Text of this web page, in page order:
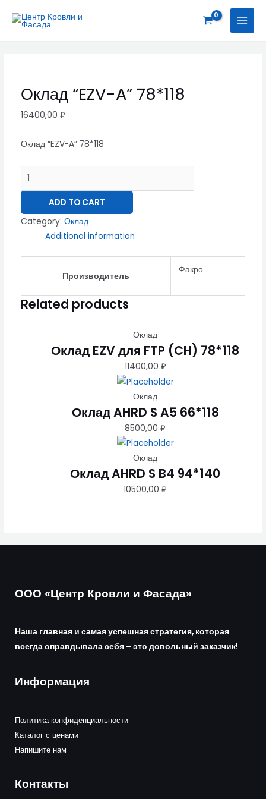
Оклад “EZV-A” 78*118
16400,00 ₽
Оклад “EZV-A” 78*118
"EZV-
ADD TO CART
Category: Оклад
Additional information
Производитель
Факро
Related products
Оклад
Оклад EZV для FTP (CH) 78*118
11400,00 ₽
Оклад
Оклад AHRD S A5 66*118
8500,00₽
Оклад
Оклад AHRD S B4 94*140
10500,00₽
ООО «Центр Кровли и Фасада»
Наша главная и самая успешная стратегия, которая
всегда оправдывала себя – это довольный заказчик!
Информация
Политика конфиденциальности
Каталог с ценами
Напишите нам
Контакты